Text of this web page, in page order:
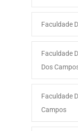
Faculdade
Faculdade
Dos
Faculdade
Campos